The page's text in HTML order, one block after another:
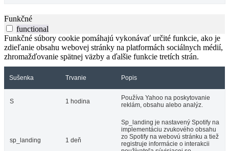
Funkčné
functional
Funkčné súbory cookie pomáhajú vykonávať určité funkcie, ako je
zdieľanie obsahu webovej stránky na platformách sociálnych médií,
zhromažďovanie spätnej väzby a ďalšie funkcie tretích strán.
Sušenka Trvanie Popis
S 1 hodina
Používa Yahoo na poskytovanie
reklám, obsahu alebo analýz.
sp_landing 1 deň
Sp_landing je nastavený Spotify na
implementáciu zvukového obsahu
zo Spotify na webovú stránku a tiež
registruje informácie o interakcii